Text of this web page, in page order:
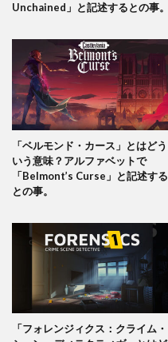
Unchained」と記述するとの事。
「ベルモンド・カース」とはどう
いう意味？アルファベットで
「Belmont’s Curse」と記述する
との事。
「フォレンジィクス：クライム・